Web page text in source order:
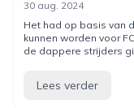
30 aug. 2024
Het had op basis van
kunnen worden voor
de dappere strijders
Lees verder